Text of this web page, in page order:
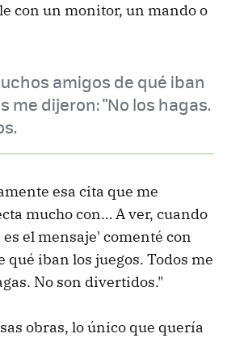
con un monitor, un mando o
amigos de qué iban
me dijeron: "No los hagas.
esa cita que me
mucho con… A ver, cuando
el mensaje' comenté con
qué iban los juegos. Todos me
No son divertidos."
obras, lo único que quería